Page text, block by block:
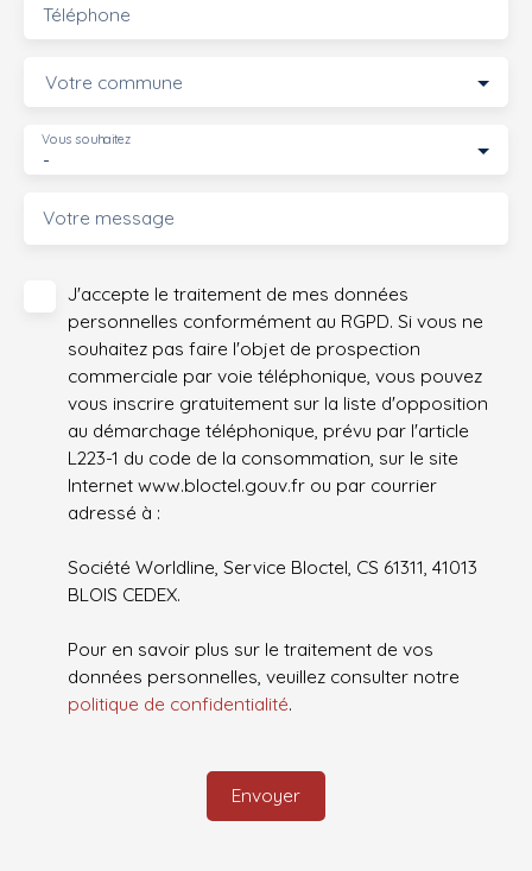
Téléphone
Votre commune
-
Vous souhaitez
Votre message
J'accepte le traitement de mes données
personnelles conformément au RGPD. Si vous ne
souhaitez pas faire l'objet de prospection
commerciale par voie téléphonique, vous pouvez
vous inscrire gratuitement sur la liste d'opposition
au démarchage téléphonique, prévu par l'article
L223-1 du code de la consommation, sur le site
Internet www.bloctel.gouv.fr ou par courrier
adressé à :
Société Worldline, Service Bloctel, CS 61311, 41013
BLOIS CEDEX.
Pour en savoir plus sur le traitement de vos
données personnelles, veuillez consulter notre
politique de confidentialité.
Envoyer